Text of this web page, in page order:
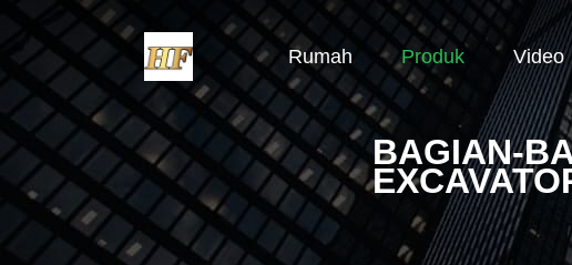
Rumah Produk Video
BAGIAN-